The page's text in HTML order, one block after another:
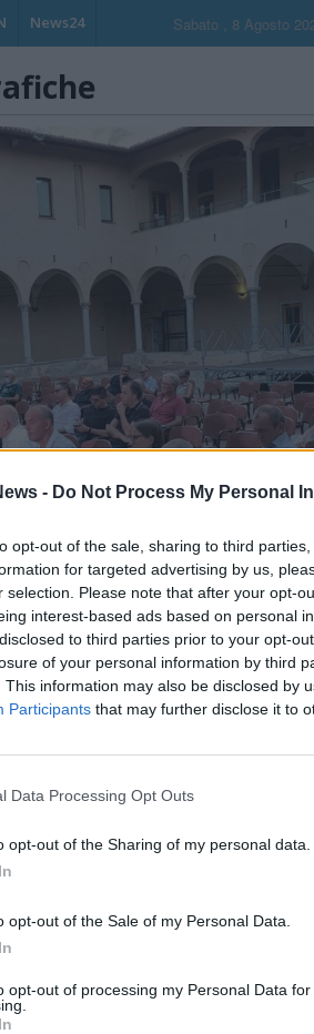
- Do Not Process My Personal
opt-out of the sale, sharing to third
for targeted advertising by us,
selection. Please note that after your opt-
interest-based ads based on personal
to third parties prior to your opt-
of your personal information by third
This information may also be disclosed by
Participants that may further disclose it to
Data Processing Opt Outs
opt-out of the Sharing of my personal data.
opt-out of the Sale of my Personal Data.
opt-out of processing my Personal Data for
News24 Sabato , 8 Agosto
2 di 7
i sindacati: «Lavoratori preoccupati
sulla crisi a Nerviano: «Al lavoro
«La politica entri nelle dinamiche